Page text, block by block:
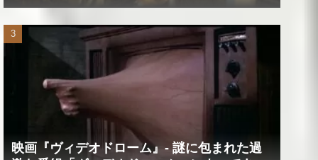
映画『ヴィデオドローム』‐ 謎に包まれた過